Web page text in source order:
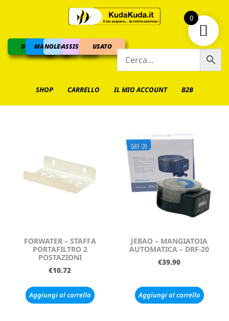
DOLCEMARINO
NOLEGGIOASSISTENZAUSATO
SHOP CARRELLO IL MIO ACCOUNT B2B
FORWATER – STAFFA
PORTAFILTRO 2
POSTAZIONI
€10.72
Aggiungi al carrello
JEBAO – MANGIATOIA
AUTOMATICA – DRF-20
€39.90
Aggiungi al carrello
0